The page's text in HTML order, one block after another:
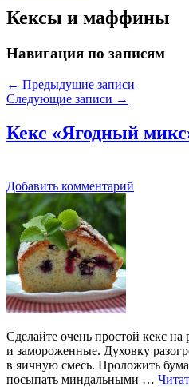
Кексы и маффины
Навигация по записям
← Предыдущие записи
Следующие записи →
Кекс «Ягодный
Добавить комментарий
Сделайте очень простой кекс
и замороженные. Духовку
в яичную смесь. Проложить
посыпать миндальными …